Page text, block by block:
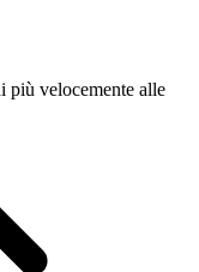
più velocemente alle